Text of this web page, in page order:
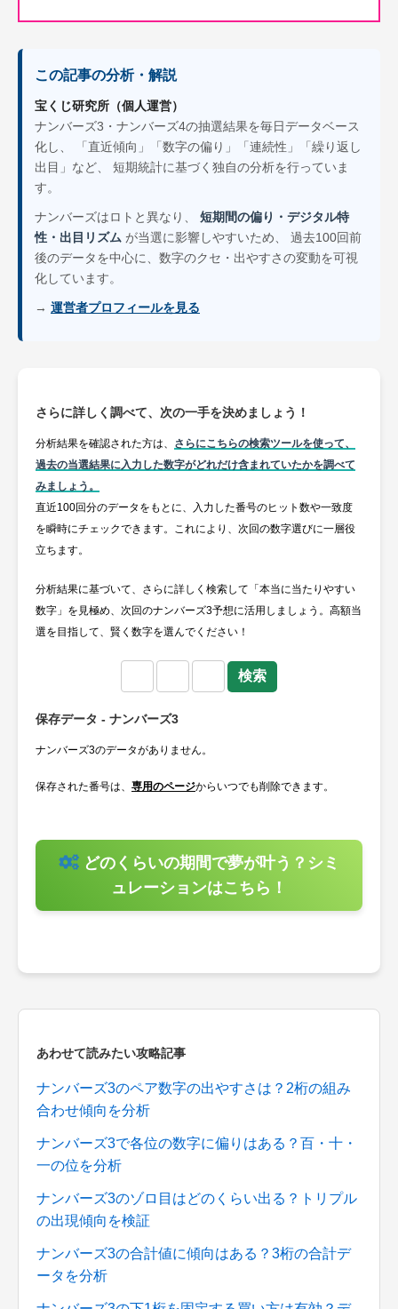
この記事の分析・解説
宝くじ研究所（個人運営）
ナンバーズ3・ナンバーズ4の抽選結果を毎日データベース
化し、 「直近傾向」「数字の偏り」「連続性」「繰り返し
出目」など、 短期統計に基づく独自の分析を行っていま
す。
ナンバーズはロトと異なり、 短期間の偏り・デジタル特
性・出目リズム が当選に影響しやすいため、 過去100回前
後のデータを中心に、数字のクセ・出やすさの変動を可視
化しています。
→ 運営者プロフィールを見る
さらに詳しく調べて、次の一手を決めましょう！
分析結果を確認された方は、 さらにこちらの検索ツールを使って、
過去の当選結果に入力した数字がどれだけ含まれていたかを調べて
みましょう。
直近100回分のデータをもとに、入力した番号のヒット数や一致度
を瞬時にチェックできます。これにより、次回の数字選びに一層役
立ちます。
分析結果に基づいて、さらに詳しく検索して「本当に当たりやすい
数字」を見極め、次回のナンバーズ3予想に活用しましょう。高額当
選を目指して、賢く数字を選んでください！
保存データ - ナンバーズ3
ナンバーズ3のデータがありません。
保存された番号は、 専用のページからいつでも削除できます。
どのくらいの期間で夢が叶う？シミ
ュレーションはこちら！
あわせて読みたい攻略記事
ナンバーズ3のペア数字の出やすさは？2桁の組み
合わせ傾向を分析
ナンバーズ3で各位の数字に偏りはある？百・十・
一の位を分析
ナンバーズ3のゾロ目はどのくらい出る？トリプル
の出現傾向を検証
ナンバーズ3の合計値に傾向はある？3桁の合計デ
ータを分析